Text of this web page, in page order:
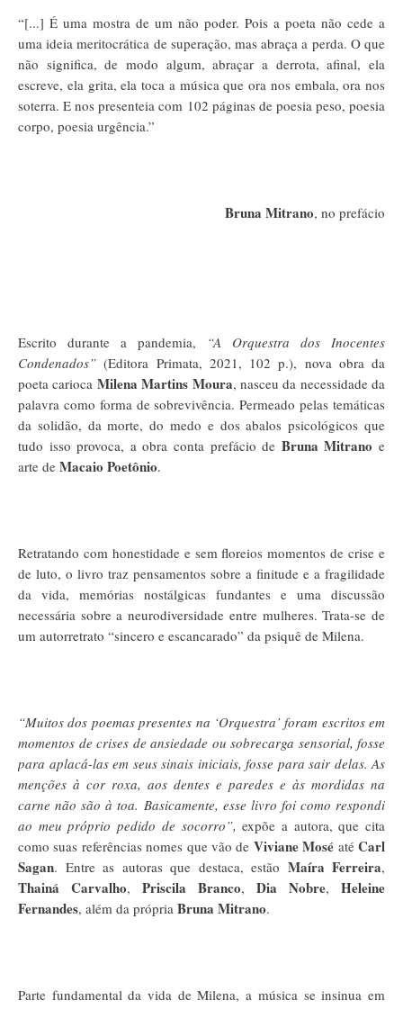
“[...] É uma mostra de um não poder. Pois a poeta não cede a
uma ideia meritocrática de superação, mas abraça a perda. O que
não significa, de modo algum, abraçar a derrota, afinal, ela
escreve, ela grita, ela toca a música que ora nos embala, ora nos
soterra. E nos presenteia com 102 páginas de poesia peso, poesia
corpo, poesia urgência.”
Bruna Mitrano, no prefácio
Escrito durante a pandemia, “A Orquestra dos Inocentes
Condenados” (Editora Primata, 2021, 102 p.), nova obra da
poeta carioca Milena Martins Moura, nasceu da necessidade da
palavra como forma de sobrevivência. Permeado pelas temáticas
da solidão, da morte, do medo e dos abalos psicológicos que
tudo isso provoca, a obra conta prefácio de Bruna Mitrano e
arte de Macaio Poetônio.
Retratando com honestidade e sem floreios momentos de crise e
de luto, o livro traz pensamentos sobre a finitude e a fragilidade
da vida, memórias nostálgicas fundantes e uma discussão
necessária sobre a neurodiversidade entre mulheres. Trata-se de
um autorretrato “sincero e escancarado” da psiquê de Milena.
“Muitos dos poemas presentes na ‘Orquestra’ foram escritos em
momentos de crises de ansiedade ou sobrecarga sensorial, fosse
para aplacá-las em seus sinais iniciais, fosse para sair delas. As
menções à cor roxa, aos dentes e paredes e às mordidas na
carne não são à toa. Basicamente, esse livro foi como respondi
ao meu próprio pedido de socorro”, expõe a autora, que cita
como suas referências nomes que vão de Viviane Mosé atéCarl
Sagan. Entre as autoras que destaca, estão Maíra Ferreira,
Thainá Carvalho, Priscila Branco, Dia Nobre, Heleine
Fernandes, além da própria Bruna Mitrano.
Parte fundamental da vida de Milena, a música se insinua em